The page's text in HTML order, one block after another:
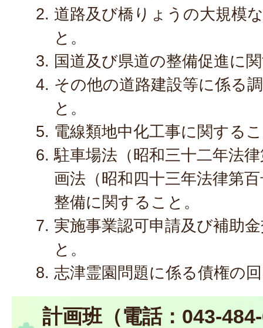
道路及び橋りょうの大規模
と。
国道及び県道の整備促進に
その他の道路建設等に係る
と。
電線類地中化工事に関する
駐車場法（昭和三十二年法
画法（昭和四十三年法律第
整備に関すること。
実施事業認可申請及び補助
と。
志津霊園問題に係る債権の
計画班（電話：043-